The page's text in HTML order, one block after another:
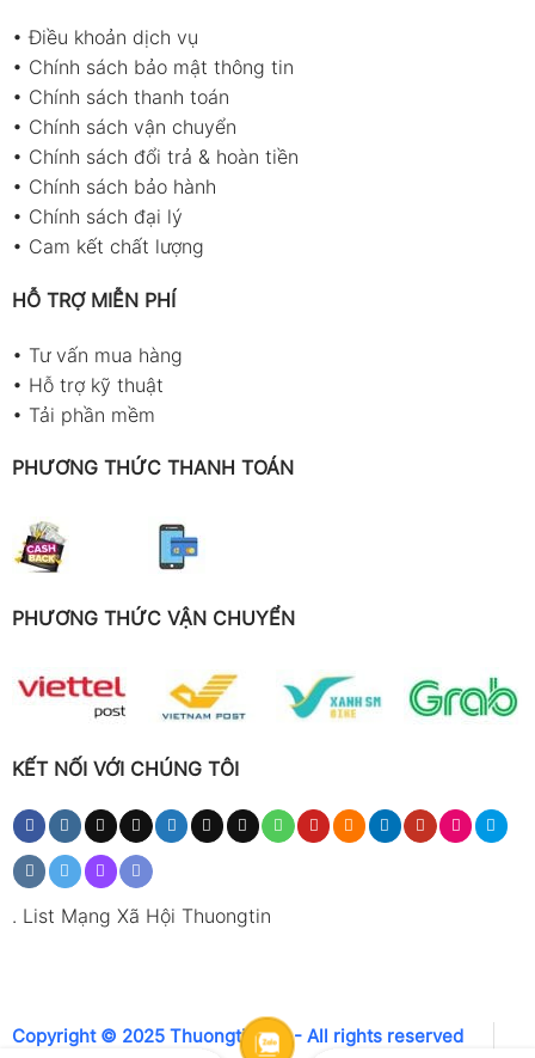
•Điều khoản dịch vụ
• Chính sách bảo mật thông tin
• Chính sách thanh toán
• Chính sách vận chuyển
• Chính sách đổi trả & hoàn tiền
• Chính sách bảo hành
• Chính sách đại lý
• Cam kết chất lượng
HỖ TRỢ MIỄN PHÍ
• Tư vấn mua hàng
• Hỗ trợ kỹ thuật
• Tải phần mềm
PHƯƠNG THỨC THANH TOÁN
PHƯƠNG THỨC VẬN CHUYỂN
KẾT NỐI VỚI CHÚNG TÔI
. List Mạng Xã Hội Thuongtin
Copyright © 2025 Thuongtin.net - All rights reserved